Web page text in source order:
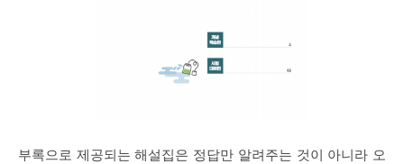
부록으로 제공되는 해설집은 정답만 알려주는 것이 아니라 오